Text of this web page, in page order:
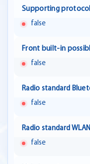
Supporting protocol
false
Front built-in
false
Radio standard
false
Radio standard
false